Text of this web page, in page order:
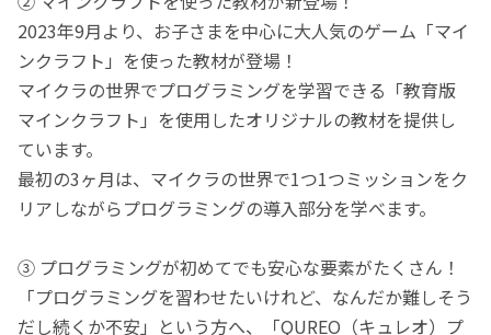
2023年9月より、お子さまを中心に大人気のゲーム「マイ
ンクラフト」を使った教材が登場！
マイクラの世界でプログラミングを学習できる「教育版
マインクラフト」を使用したオリジナルの教材を提供し
ています。
最初の3ヶ月は、マイクラの世界で1つ1つミッションをク
リアしながらプログラミングの導入部分を学べます。
③ プログラミングが初めてでも安心な要素がたくさん！
「プログラミングを習わせたいけれど、なんだか難しそう
だし続くか不安」という方へ、「QUREO（キュレオ）プ